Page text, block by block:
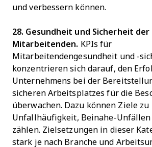
und verbessern können.
28. Gesundheit und Sicherheit der
Mitarbeitenden. KPIs für
Mitarbeitendengesundheit und -
konzentrieren sich darauf, den
Unternehmens bei der
sicheren Arbeitsplatzes für die
überwachen. Dazu können Ziele zu
Unfallhäufigkeit, Beinahe-
zählen. Zielsetzungen in dieser
stark je nach Branche und